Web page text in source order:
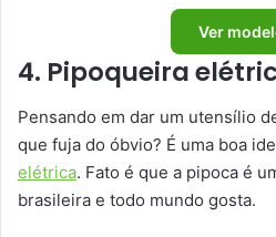
Ver
4. Pipoqueira
Pensando em dar um utensílio
que fuja do óbvio? É uma boa
elétrica. Fato é que a pipoca é
brasileira e todo mundo gosta.